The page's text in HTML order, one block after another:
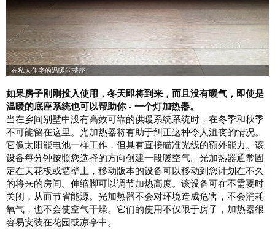
如果房子刚刚投入使用，冬天即将到来，而且没有暖气，即使是
温暖的底座系统也可以帮助你 - 一个灯加热器。
当在乡间别墅中没有高效可靠的供暖系统系统时，在冬季和秋季
不可能留在这里。光加热器将有助于纠正这种令人沮丧的情况。
它像太阳能电池一样工作，但具有直接瞄准光线的额外能力。该
设备每分钟按照您选择的方向创建一段暖空气。光加热器通常固
定在天花板或墙壁上，移动版本的设备可以移动到您计划在不久
的将来的房间。伸缩脚可以调节加热高度。该设备可在不需要时
关闭，从而节省能源。光加热器不会对环境造成危害，不会消耗
氧气，也不会使空气干燥。它们的使用不仅限于房子，加热器很
容易安装在花园或凉亭中。